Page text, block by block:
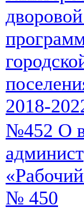
2018-
№452 О
№ 450